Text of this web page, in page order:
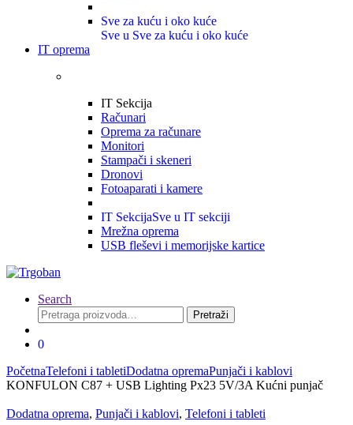
Sve za kuću i oko kuće
Sve u Sve za kuću i oko kuće
IT oprema
IT Sekcija
Računari
Oprema za računare
Monitori
Stampači i skeneri
Dronovi
Fotoaparati i kamere
IT SekcijaSve u IT sekciji
Mrežna oprema
USB fleševi i memorijske kartice
Search
Pretraga
za:
Pretraži
0
PočetnaTelefoni i tabletiDodatna opremaPunjači i kablovi
KONFULON C87 + USB Lighting Px23 5V/3A Kućni punjač
Dodatna oprema, Punjači i kablovi, Telefoni i tableti